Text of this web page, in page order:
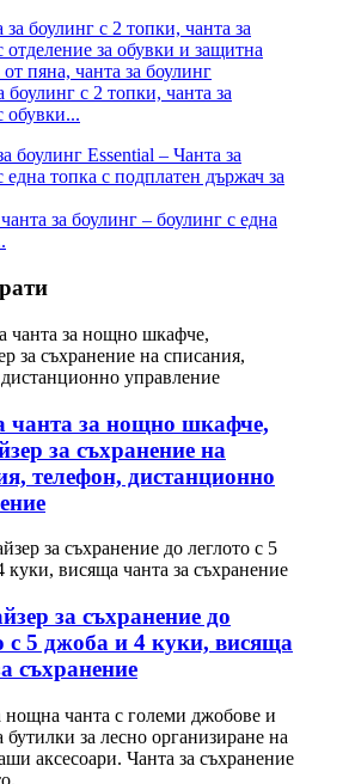
боулинг с 2 топки, чанта за
обувки...
за боулинг – боулинг с една
чанта за нощно шкафче,
за съхранение на
телефон, дистанционно
за съхранение до
с 5 джоба и 4 куки, висяща
съхранение